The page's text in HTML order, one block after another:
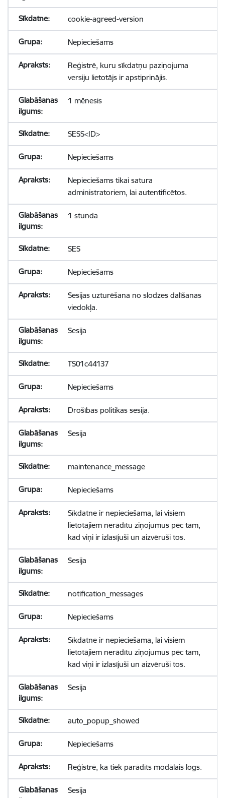
cookie-agreed-version
Nepieciešams
Reģistrē, kuru sīkdatņu paziņojuma
versiju lietotājs ir apstiprinājis.
1 mēnesis
SESS<ID>
Nepieciešams
Nepieciešams tikai satura
administratoriem, lai autentificētos.
1 stunda
SES
Nepieciešams
Sesijas uzturēšana no slodzes dalīšanas
viedokļa.
Sesija
TS01c44137
Nepieciešams
Drošības politikas sesija.
Sesija
maintenance_message
Nepieciešams
Sīkdatne ir nepieciešama, lai visiem
lietotājiem nerādītu ziņojumus pēc tam,
kad viņi ir izlasījuši un aizvēruši tos.
Sesija
notification_messages
Nepieciešams
Sīkdatne ir nepieciešama, lai visiem
lietotājiem nerādītu ziņojumus pēc tam,
kad viņi ir izlasījuši un aizvēruši tos.
Sesija
auto_popup_showed
Nepieciešams
Reģistrē, ka tiek parādīts modālais logs.
Sesija